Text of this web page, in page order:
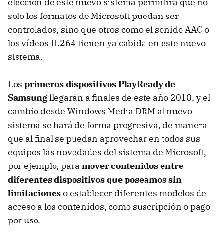
solo los formatos de Microsoft puedan ser
controlados, sino que otros como el sonido AAC o
los vídeos H.264 tienen ya cabida en este nuevo
sistema.
Los primeros dispositivos PlayReady de
Samsungllegarán a finales de este año 2010, y el
cambio desde Windows Media DRM al nuevo
sistema se hará de forma progresiva, de manera
que al final se puedan aprovechar en todos sus
equipos las novedades del sistema de Microsoft,
por ejemplo, para mover contenidos entre
diferentes dispositivos que poseamos sin
limitacioneso establecer diferentes modelos de
acceso a los contenidos, como suscripción o pago
por uso.